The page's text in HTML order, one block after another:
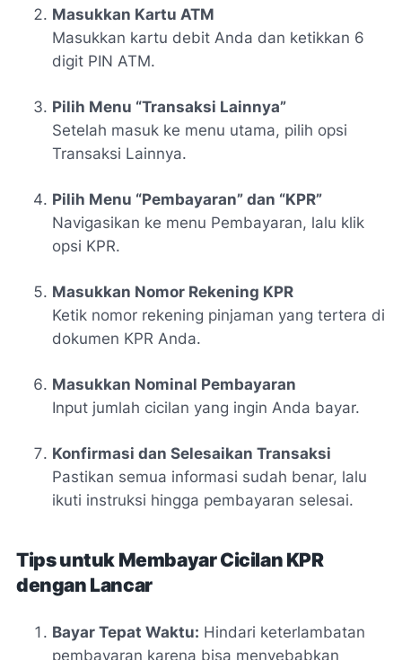
Masukkan Kartu ATM
Masukkan kartu debit Anda dan ketikkan 6
digit PIN ATM.
Pilih Menu “Transaksi Lainnya”
Setelah masuk ke menu utama, pilih opsi
Transaksi Lainnya.
Pilih Menu “Pembayaran” dan “KPR”
Navigasikan ke menu Pembayaran, lalu klik
opsi KPR.
Masukkan Nomor Rekening KPR
Ketik nomor rekening pinjaman yang tertera di
dokumen KPR Anda.
Masukkan Nominal Pembayaran
Input jumlah cicilan yang ingin Anda bayar.
Konfirmasi dan Selesaikan Transaksi
Pastikan semua informasi sudah benar, lalu
ikuti instruksi hingga pembayaran selesai.
Tips untuk Membayar Cicilan KPR
dengan Lancar
Bayar Tepat Waktu: Hindari keterlambatan
pembayaran karena bisa menyebabkan